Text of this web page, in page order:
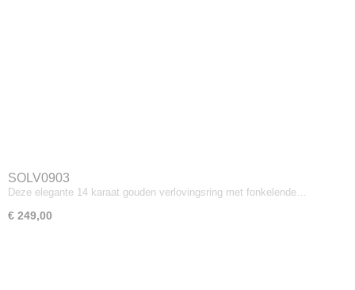
SOLV0903
Deze elegante 14 karaat gouden verlovingsring met fonkelende…
€ 249,00